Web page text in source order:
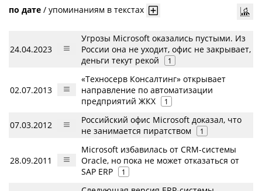
по дате / упоминаниям в текстах
24.04.2023
Угрозы Microsoft оказались пустыми. Из
России она не уходит, офис не закрывает,
деньги текут рекой
1
02.07.2013
«Техносерв Консалтинг» открывает
направление по автоматизации
предприятий ЖКХ
1
07.03.2012
Российский офис Microsoft доказал, что
не занимается пиратством
1
28.09.2011
Microsoft избавилась от CRM-системы
Oracle, но пока не может отказаться от
SAP ERP
1